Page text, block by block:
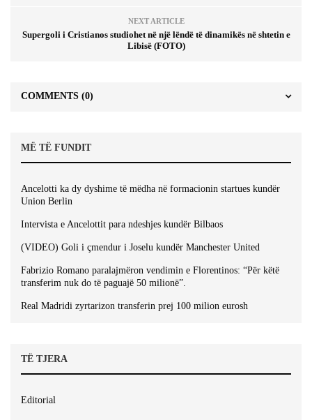
NEXT ARTICLE
Supergoli i Cristianos studiohet në një lëndë të dinamikës në shtetin e
Libisë (FOTO)
COMMENTS (0)
MË TË FUNDIT
Ancelotti ka dy dyshime të mëdha në formacionin startues kundër
Union Berlin
Intervista e Ancelottit para ndeshjes kundër Bilbaos
(VIDEO) Goli i çmendur i Joselu kundër Manchester United
Fabrizio Romano paralajmëron vendimin e Florentinos: “Për këtë
transferim nuk do të paguajë 50 milionë”.
Real Madridi zyrtarizon transferin prej 100 milion eurosh
TË TJERA
Editorial